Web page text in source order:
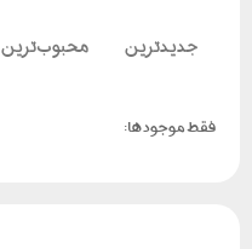
جدیدترین محبوب‌ترین
فقط موجود ها: